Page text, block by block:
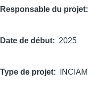
Responsable du projet
Date de début 2025
Type de projet INCIAM